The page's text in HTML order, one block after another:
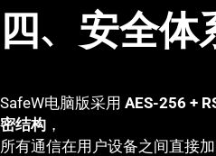
四、安全体
SafeW电脑版采用 AES-256 +
密结构 ，
所有通信在用户设备之间直接